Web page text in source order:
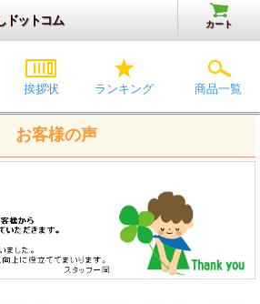
ドットコム カート
挨拶状 ランキング 商品一覧
お客様の声